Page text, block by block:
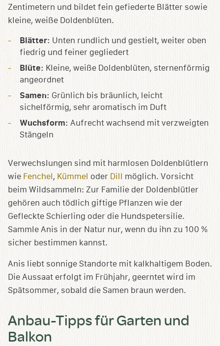
Zentimetern und bildet fein gefiederte Blätter sowie
kleine, weiße Doldenblüten.
Blätter: Unten rundlich und gestielt, weiter oben
fiedrig und feiner gegliedert
Blüte: Kleine, weiße Doldenblüten, sternenförmig
angeordnet
Samen: Grünlich bis bräunlich, leicht
sichelförmig, sehr aromatisch im Duft
Wuchsform: Aufrecht wachsend mit verzweigten
Stängeln
Verwechslungen sind mit harmlosen Doldenblütlern
wie Fenchel, Kümmel oder Dill möglich. Vorsicht
beim Wildsammeln: Zur Familie der Doldenblütler
gehören auch tödlich giftige Pflanzen wie der
Gefleckte Schierling oder die Hundspetersilie.
Sammle Anis in der Natur nur, wenn du ihn zu 100 %
sicher bestimmen kannst.
Anis liebt sonnige Standorte mit kalkhaltigem Boden.
Die Aussaat erfolgt im Frühjahr, geerntet wird im
Spätsommer, sobald die Samen braun werden.
Anbau-Tipps für Garten und
Balkon